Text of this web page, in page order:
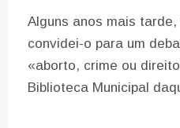
Alguns anos mais tarde,
convidei-o para um
«aborto, crime ou
Biblioteca Municipal